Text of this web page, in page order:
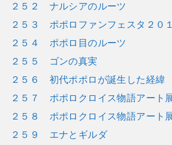
２５２ ナルシアのルーツ
２５３ ポポロファンフェスタ２０
２５４ ポポロ目のルーツ
２５５ ゴンの真実
２５６ 初代ポポロが誕生した経緯
２５７ ポポロクロイス物語アート
２５８ ポポロクロイス物語アート
２５９ エナとギルダ